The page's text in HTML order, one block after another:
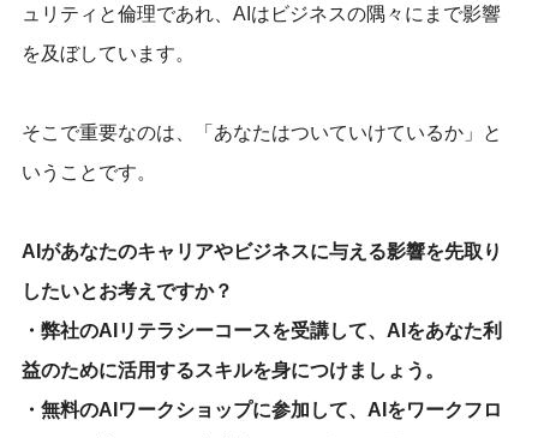
ュリティと倫理であれ、AIはビジネスの隅々にまで影響
を及ぼしています。
そこで重要なのは、「あなたはついていけているか」と
いうことです。
AIがあなたのキャリアやビジネスに与える影響を先取り
したいとお考えですか？
・弊社のAIリテラシーコースを受講して、AIをあなた利
益のために活用するスキルを身につけましょう。
・無料のAI ワークショップに参加して、AIをワークフロ